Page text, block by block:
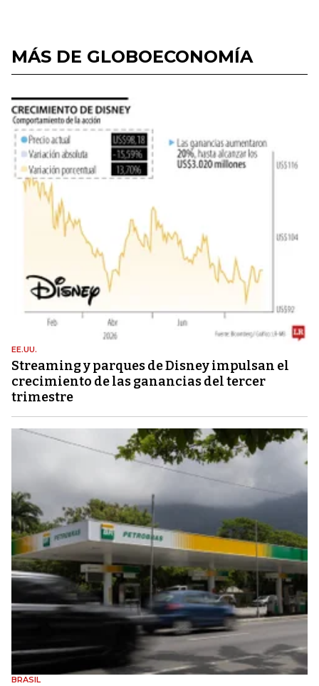
MÁS DE GLOBOECONOMÍA
EE.UU.
Streaming y parques de Disney impulsan el
crecimiento de las ganancias del tercer
trimestre
BRASIL